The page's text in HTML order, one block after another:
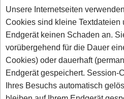
Unsere Internetseiten
Cookies sind kleine Textdateien
Endgerät keinen Schaden an.
vorübergehend für die Dauer
Cookies) oder dauerhaft
Endgerät gespeichert. Session-
Ihres Besuchs automatisch